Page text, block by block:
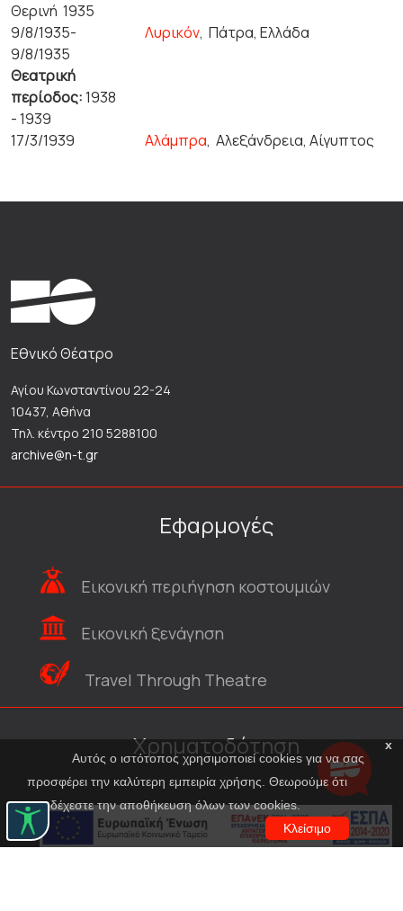
Θερινή 1935
9/8/1935-
9/8/1935
Λυρικόν,Πάτρα, Ελλάδα
Θεατρική
περίοδος:1938
- 1939
17/3/1939
Αλάμπρα,Αλεξάνδρεια, Αίγυπτος
x
Αυτός ο ιστότοπος χρησιμοποιεί cookies για να σας
προσφέρει την καλύτερη εμπειρία χρήσης. Θεωρούμε ότι
αποδέχεστε την αποθήκευση όλων των cookies.
Κλείσιμο
Εθνικό Θέατρο
Αγίου Κωνσταντίνου 22-24
10437, Αθήνα
Τηλ. κέντρο 210 5288100
archive@n-t.gr
Εφαρμογές
Εικονική περιήγηση κοστουμιών
Εικονική ξενάγηση
Travel Through Theatre
Χρηματοδότηση